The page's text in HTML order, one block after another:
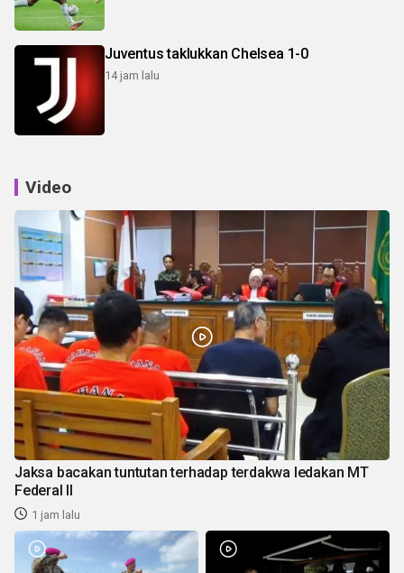
Juventus taklukkan Chelsea 1-0
14 jam lalu
Video
Jaksa bacakan tuntutan terhadap terdakwa ledakan MT
Federal II
1 jam lalu